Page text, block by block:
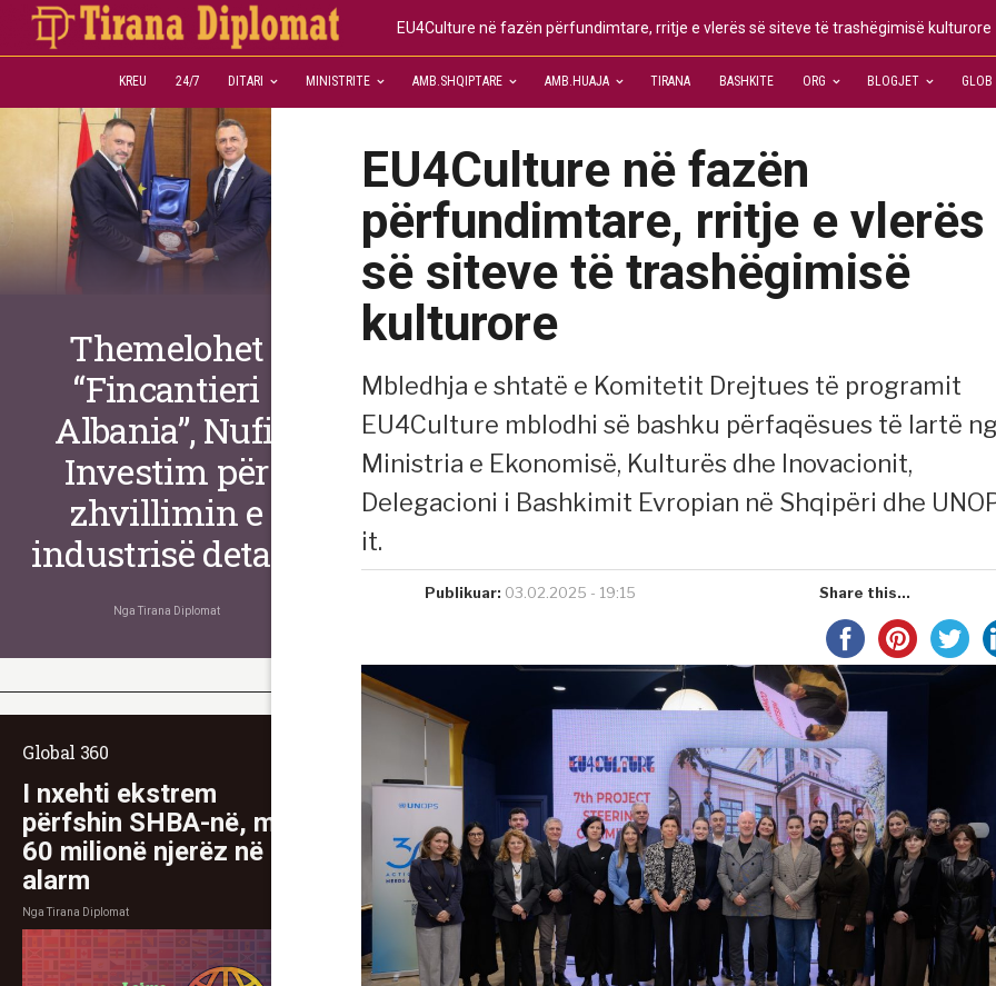
EU4Culture në fazën përfundimtare, rritje e vlerës së siteve të trashëgimisë kulturore
KREU 24/7 DITARI MINISTRITE AMB.SHQIPTARE AMB.HUAJA TIRANA BASHKITE ORG BLOGJET GLOB
EU4Culture në fazën
përfundimtare, rritje e vlerës
së siteve të trashëgimisë
kulturore
Mbledhja e shtatë e Komitetit Drejtues të programit
EU4Culture mblodhi së bashku përfaqësues të lartë
Ministria e Ekonomisë, Kulturës dhe Inovacionit,
Delegacioni i Bashkimit Evropian në Shqipëri dhe
it.
Publikuar: 03.02.2025 - 19:15 Share this...
Themelohet
“Fincantieri
Albania”, Nufi:
Investim për
zhvillimin e
industrisë detare
Nga Tirana Diplomat
Global 360
I nxehti ekstrem
përfshin SHBA-në, mbi
60 milionë njerëz në
alarm
NgaTirana Diplomat